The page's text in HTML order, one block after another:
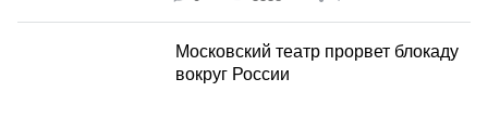
Московский театр прорвет блокаду
вокруг России